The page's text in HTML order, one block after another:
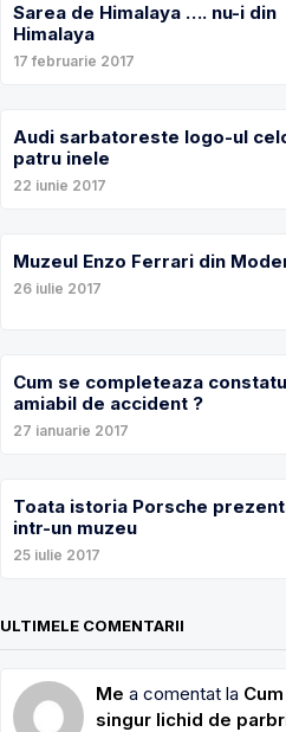
Sarea de Himalaya …. nu-i din
Himalaya
17 februarie 2017
Audi sarbatoreste logo-ul
patru inele
22 iunie 2017
Muzeul Enzo Ferrari din
26 iulie 2017
Cum se completeaza
amiabil de accident ?
27 ianuarie 2017
Toata istoria Porsche
intr-un muzeu
25 iulie 2017
ULTIMELE COMENTARII
Me a comentat la
singur lichid de